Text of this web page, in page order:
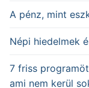
A pénz, mint
Népi hiedelmek
7 friss
ami nem kerül